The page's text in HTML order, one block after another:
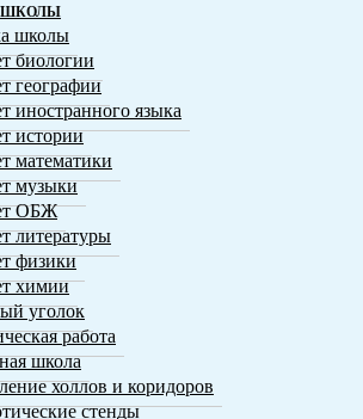
ШКОЛЫ
школы
биологии
географии
иностранного языка
истории
математики
музыки
ОБЖ
литературы
физики
химии
уголок
работа
школа
холлов и коридоров
стенды